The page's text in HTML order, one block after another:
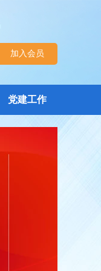
加入会员
党建工作